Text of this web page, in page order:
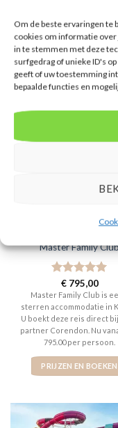
Om de beste ervaringen te
cookies om informatie over
in te stemmen met deze
surfgedrag of unieke ID's
geeft of uw toestemming
bepaalde functies en
GERELATEERDE
Master Family
Gewaardeerd
5uit 5
€795,00
Master Family Club is
sterren accommodatie in
U boekt deze reis direct
partner Corendon. Nu
795.00 per persoon.
PRIJZEN EN BOEKEN